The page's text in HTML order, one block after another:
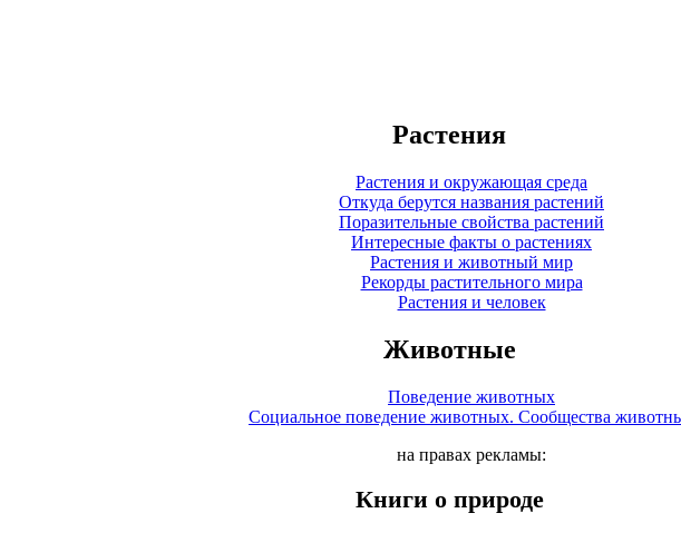
Растения
Растения и окружающая среда
Откуда берутся названия растений
Поразительные свойства растений
Интересные факты о растениях
Растения и животный мир
Рекорды растительного мира
Растения и человек
Животные
Поведение животных
Социальное поведение животных. Сообщества
на правах рекламы:
Книги о природе